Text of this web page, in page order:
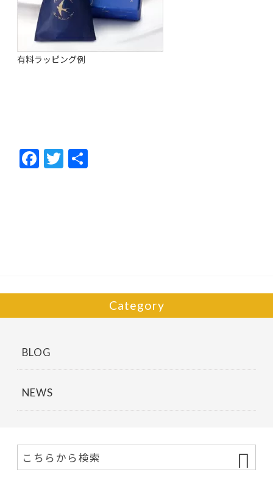
有料ラッピング例
F
ac
T
w
Category
BLOG
NEWS